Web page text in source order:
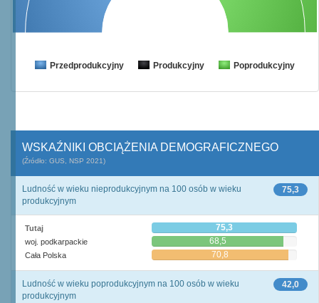
Przedprodukcyjny Produkcyjny Poprodukcyjny
WSKAŹNIKI OBCIĄŻENIA DEMOGRAFICZNEGO
(Źródło: GUS, NSP 2021)
75,3
Ludność w wieku nieprodukcyjnym na 100 osób w wieku
produkcyjnym
Tutaj 75,3
woj. podkarpackie 68,5
Cała Polska 70,8
42,0
Ludność w wieku poprodukcyjnym na 100 osób w wieku
produkcyjnym